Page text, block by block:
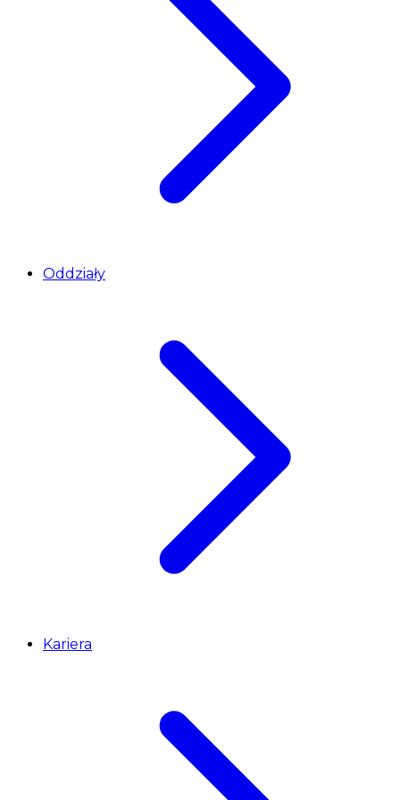
Oddziały
Kariera